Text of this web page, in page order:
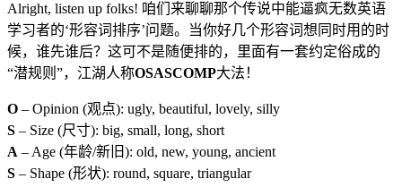
Alright, listen up folks! 咱们来聊聊那个传说中能逼疯无数英语
学习者的‘形容词排序’问题。当你好几个形容词想同时用的时
候，谁先谁后？这可不是随便排的，里面有一套约定俗成的
“潜规则”，江湖人称OSASCOMP大法！
O – Opinion (观点): ugly, beautiful, lovely, silly
S – Size (尺寸): big, small, long, short
A – Age (年龄/新旧): old, new, young, ancient
S – Shape (形状): round, square, triangular